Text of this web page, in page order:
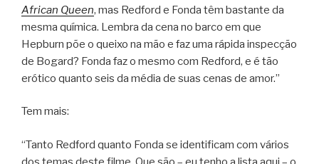
African Queen, mas Redford e Fonda têm bastante da
mesma química. Lembra da cena no barco em que
Hepburn põe o queixo na mão e faz uma rápida inspecção
de Bogard? Fonda faz o mesmo com Redford, e é tão
erótico quanto seis da média de suas cenas de amor.”
Tem mais:
“Tanto Redford quanto Fonda se identificam com vários